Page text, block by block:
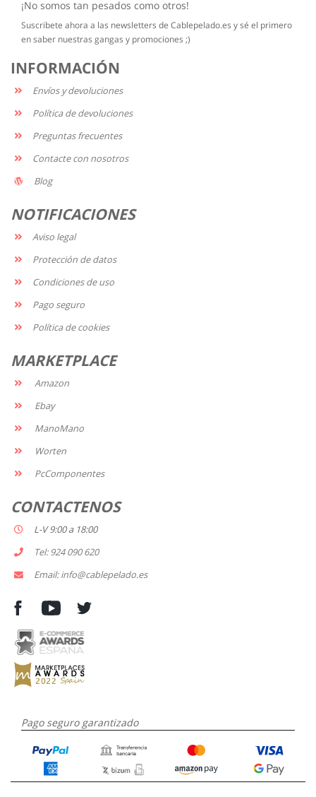
¡No somos tan pesados como otros!
Suscribete ahora a las newsletters de Cablepelado.es y sé el primero
en saber nuestras gangas y promociones ;)
INFORMACIÓN
Envíos y devoluciones
Política de devoluciones
Preguntas frecuentes
Contacte con nosotros
Blog
NOTIFICACIONES
Aviso legal
Protección de datos
Condiciones de uso
Pago seguro
Política de cookies
MARKETPLACE
Amazon
Ebay
ManoMano
Worten
PcComponentes
CONTACTENOS
L-V 9:00 a 18:00
Tel: 924 090 620
Email: info@cablepelado.es
Pago seguro garantizado